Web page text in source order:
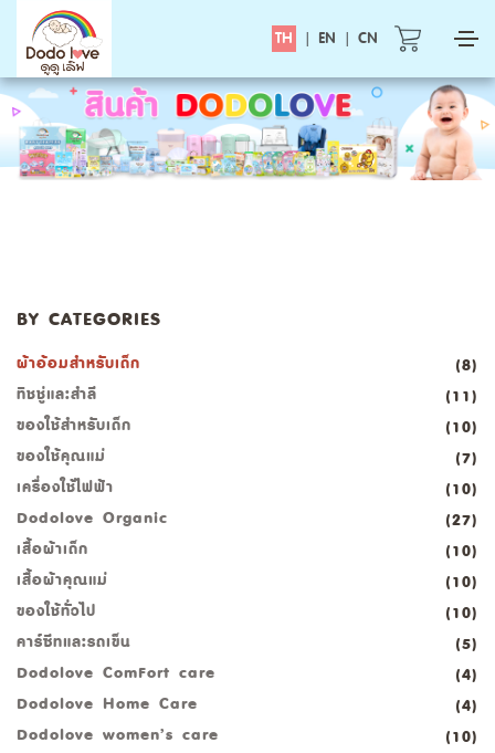
TH | EN | CN
BY CATEGORIES
ผ้าอ้อมสำหรับเด็ก
(8)
ทิชชู่และสำลี
(11)
ของใช้สำหรับเด็ก
(10)
ของใช้คุณแม่
(7)
เครื่องใช้ไฟฟ้า
(10)
Dodolove Organic
(27)
เสื้อผ้าเด็ก
(10)
เสื้อผ้าคุณแม่
(10)
ของใช้ทั่วไป
(10)
คาร์ซีทและรถเข็น
(5)
Dodolove ComFort care
(4)
Dodolove Home Care
(4)
Dodolove women’s care
(10)